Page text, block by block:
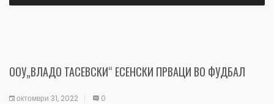
ООУ„ВЛАДО ТАСЕВСКИ“ ЕСЕНСКИ ПРВАЦИ ВО ФУДБАЛ
октомври 31, 2022 0